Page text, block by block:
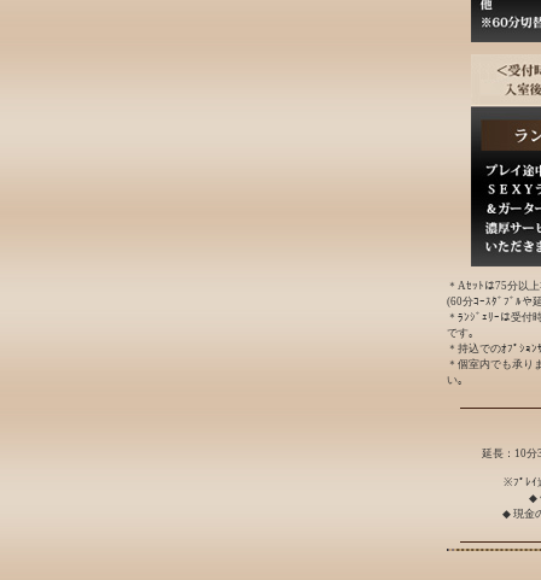
＊Aｾｯﾄは75分以
(60分ｺｰｽﾀﾞﾌﾞﾙや
＊ﾗﾝｼﾞｪﾘｰは受付
です｡
＊持込でのｵﾌﾟｼｮ
＊個室内でも承り
い｡
延長：10分
※ﾌﾟﾚｲ
◆
◆ 現金